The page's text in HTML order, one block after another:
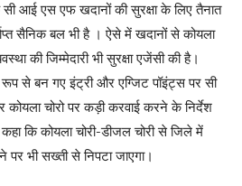
आई एस एफ खदानों की सुरक्षा के लिए तैनात
सैनिक बल भी है । ऐसे में खदानों से कोयला
की जिम्मेदारी भी सुरक्षा एजेंसी की है।
से बन गए इंट्री और एग्जिट पॉइंट्स पर सी
चोरो पर कड़ी करवाई करने के निर्देश
कि कोयला चोरी-डीजल चोरी से जिले में
पर भी सख्ती से निपटा जाएगा।